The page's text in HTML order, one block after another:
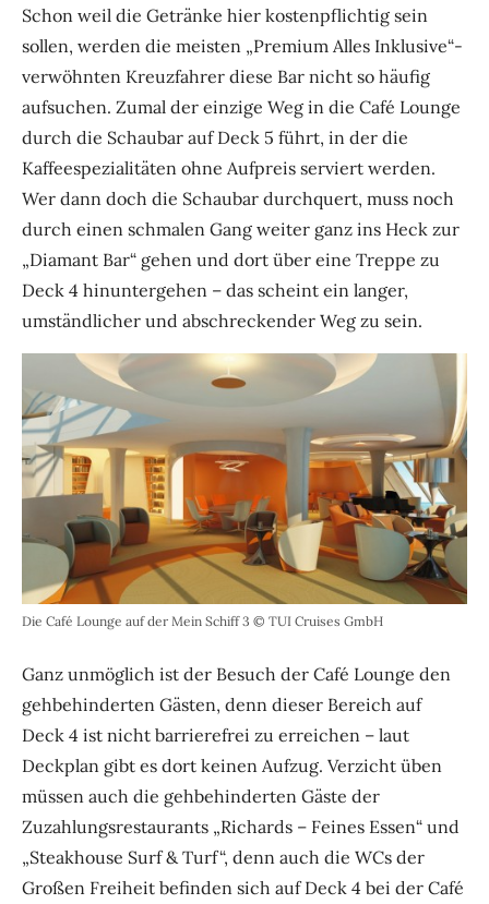
Schon weil die Getränke hier kostenpflichtig sein
sollen, werden die meisten „Premium Alles Inklusive“-
verwöhnten Kreuzfahrer diese Bar nicht so häufig
aufsuchen. Zumal der einzige Weg in die Café Lounge
durch die Schaubar auf Deck 5 führt, in der die
Kaffeespezialitäten ohne Aufpreis serviert werden.
Wer dann doch die Schaubar durchquert, muss noch
durch einen schmalen Gang weiter ganz ins Heck zur
„Diamant Bar“ gehen und dort über eine Treppe zu
Deck 4 hinuntergehen – das scheint ein langer,
umständlicher und abschreckender Weg zu sein.
Die Café Lounge auf der Mein Schiff 3 © TUI Cruises GmbH
Ganz unmöglich ist der Besuch der Café Lounge den
gehbehinderten Gästen, denn dieser Bereich auf
Deck 4 ist nicht barrierefrei zu erreichen – laut
Deckplan gibt es dort keinen Aufzug. Verzicht üben
müssen auch die gehbehinderten Gäste der
Zuzahlungsrestaurants „Richards – Feines Essen“ und
„Steakhouse Surf & Turf“, denn auch die WCs der
Großen Freiheit befinden sich auf Deck 4 bei der Café